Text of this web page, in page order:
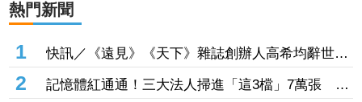
熱門新聞
1
快訊／《遠見》《天下》雜誌創辦人高希均辭世
享耆壽90歲
2
記憶體紅通通！三大法人掃進「這3檔」7萬張 砸